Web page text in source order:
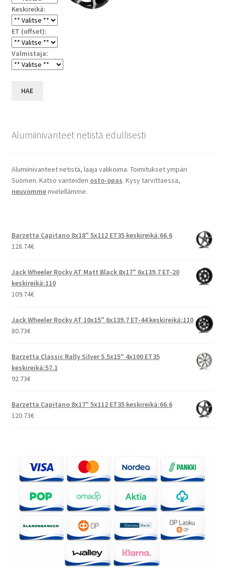
Keskireikä:
ET (offset):
Valmistaja:
HAE
Alumiinivanteet netistä edullisesti
Alumiinivanteet netistä, laaja valikoima. Toimitukset ympäri
Suomen. Katso vanteiden osto-opas. Kysy tarvittaessa,
neuvommemielellämme.
Barzetta Capitano 8x18" 5x112 ET35 keskireikä:66.6
128.74€
Jack Wheeler Rocky AT Matt Black 8x17" 6x139.7 ET-20
keskireikä:110
109.74€
Jack Wheeler Rocky AT 10x15" 6x139.7 ET-44 keskireikä:110
80.73€
Barzetta Classic Rally Silver 5.5x15" 4x100 ET35
keskireikä:57.1
92.73€
Barzetta Capitano 8x17" 5x112 ET35 keskireikä:66.6
120.73€